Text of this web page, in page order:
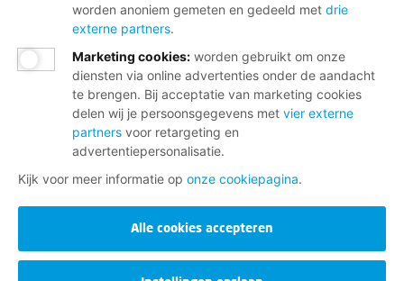
worden anoniem gemeten en gedeeld met drie
externe partners.
Marketing cookies: worden gebruikt om onze
diensten via online advertenties onder de aandacht
te brengen. Bij acceptatie van marketing cookies
delen wij je persoonsgegevens met vier externe
partners voor retargeting en
advertentiepersonalisatie.
Kijk voor meer informatie op onze cookiepagina.
Alle cookies accepteren